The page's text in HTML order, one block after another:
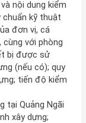
nội dung kiểm
chuẩn kỹ thuật
đơn vị, cá
với phòng
bị được sử
(nếu có); quy
tiến độ kiểm
tại Quảng Ngãi
xây dựng;